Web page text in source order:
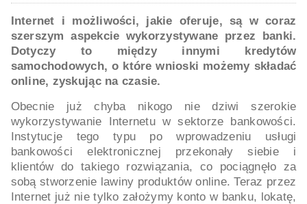
Internet i możliwości, jakie oferuje, są w coraz
szerszym aspekcie wykorzystywane przez banki.
Dotyczy to między innymi kredytów
samochodowych, o które wnioski możemy składać
online, zyskując na czasie.
Obecnie już chyba nikogo nie dziwi szerokie
wykorzystywanie Internetu w sektorze bankowości.
Instytucje tego typu po wprowadzeniu usługi
bankowości elektronicznej przekonały siebie i
klientów do takiego rozwiązania, co pociągnęło za
sobą stworzenie lawiny produktów online. Teraz przez
Internet już nie tylko założymy konto w banku, lokatę,